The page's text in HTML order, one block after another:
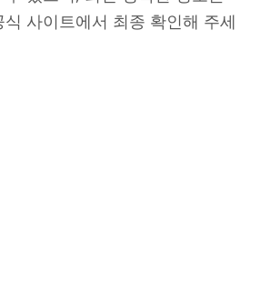
사이트에서 최종 확인해 주세